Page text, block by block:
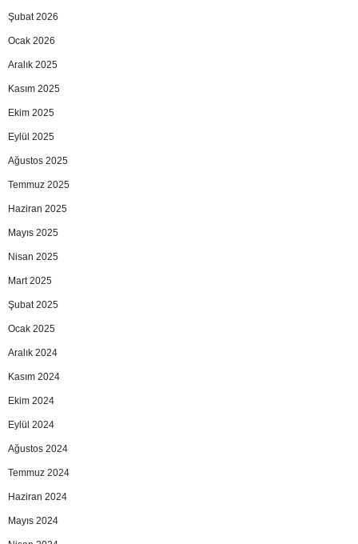
Şubat 2026
Ocak 2026
Aralık 2025
Kasım 2025
Ekim 2025
Eylül 2025
Ağustos 2025
Temmuz 2025
Haziran 2025
Mayıs 2025
Nisan 2025
Mart 2025
Şubat 2025
Ocak 2025
Aralık 2024
Kasım 2024
Ekim 2024
Eylül 2024
Ağustos 2024
Temmuz 2024
Haziran 2024
Mayıs 2024